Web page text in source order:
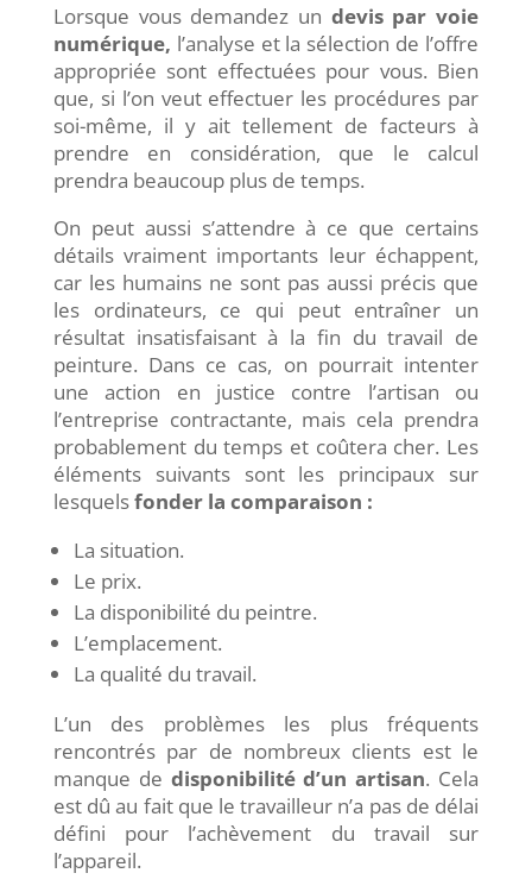
Lorsque vous demandez un devis par voie
numérique, l’analyse et la sélection de l’offre
appropriée sont effectuées pour vous. Bien
que, si l’on veut effectuer les procédures par
soi-même, il y ait tellement de facteurs à
prendre en considération, que le calcul
prendra beaucoup plus de temps.
On peut aussi s’attendre à ce que certains
détails vraiment importants leur échappent,
car les humains ne sont pas aussi précis que
les ordinateurs, ce qui peut entraîner un
résultat insatisfaisant à la fin du travail de
peinture. Dans ce cas, on pourrait intenter
une action en justice contre l’artisan ou
l’entreprise contractante, mais cela prendra
probablement du temps et coûtera cher. Les
éléments suivants sont les principaux sur
lesquelsfonder la comparaison :
La situation.
Le prix.
La disponibilité du peintre.
L’emplacement.
La qualité du travail.
L’un des problèmes les plus fréquents
rencontrés par de nombreux clients est le
manque de disponibilité d’un artisan. Cela
est dû au fait que le travailleur n’a pas de délai
défini pour l’achèvement du travail sur
l’appareil.